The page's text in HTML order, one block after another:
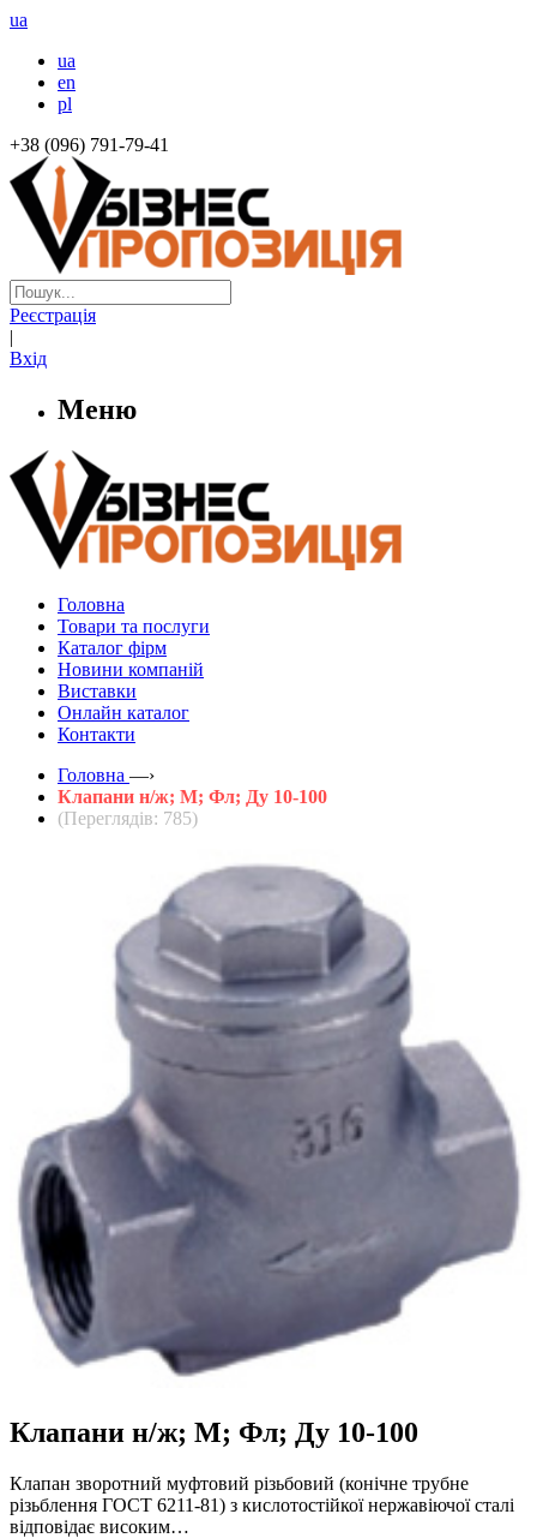
ua
ua
en
pl
+38 (096) 791-79-41
Реєстрація
|
Вхід
Меню
Головна
Товари та послуги
Каталог фірм
Новини компаній
Виставки
Онлайн каталог
Контакти
Головна —›
Клапани н/ж; М; Фл; Ду 10-100
(Переглядів: 785)
Клапани н/ж; М; Фл; Ду 10-100
Клапан зворотний муфтовий різьбовий (конічне трубне
різьблення ГОСТ 6211-81) з кислотостійкої нержавіючої сталі
відповідає високим…